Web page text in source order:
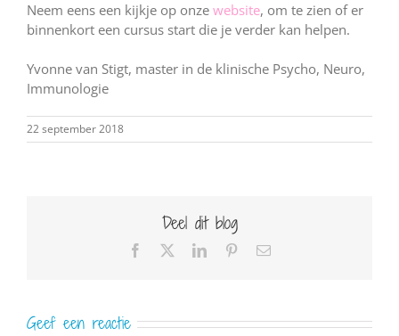
Neem eens een kijkje op onze website, om te zien of er
binnenkort een cursus start die je verder kan helpen.
Yvonne van Stigt, master in de klinische Psycho, Neuro,
Immunologie
22 september 2018
Deel dit blog
Facebook LinkedInPinterest
E-
Geef een reactie